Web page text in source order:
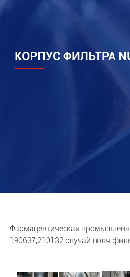
КОРПУС ФИЛЬТРА
Фармацевтическая
190637,210132 случай поля